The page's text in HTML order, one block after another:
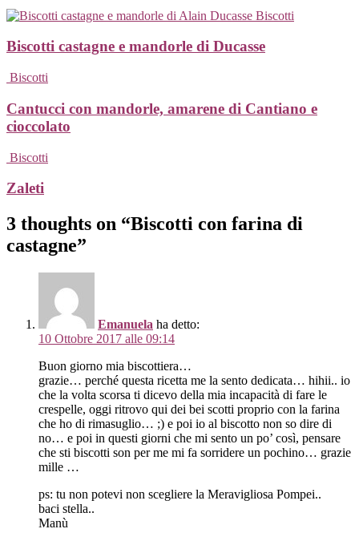
Biscotti
Biscotti castagne e mandorle di Ducasse
Biscotti
Cantucci con mandorle, amarene di Cantiano e
cioccolato
Biscotti
Zaleti
3 thoughts on “Biscotti con farina di
castagne”
Emanuela ha detto:
10 Ottobre 2017 alle 09:14
Buon giorno mia biscottiera…
grazie… perché questa ricetta me la sento dedicata… hihii.. io
che la volta scorsa ti dicevo della mia incapacità di fare le
crespelle, oggi ritrovo qui dei bei scotti proprio con la farina
che ho di rimasuglio… ;) e poi io al biscotto non so dire di
no… e poi in questi giorni che mi sento un po’ così, pensare
che sti biscotti son per me mi fa sorridere un pochino… grazie
mille …
ps: tu non potevi non scegliere la Meravigliosa Pompei..
baci stella..
Manù